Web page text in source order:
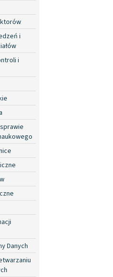
i
i
Danych